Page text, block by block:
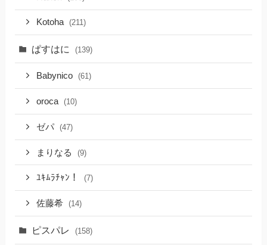
Kotoha (211)
ぱすはに (139)
Babynico (61)
oroca (10)
ゼパ (47)
まりなる (9)
ﾕｷﾑﾗﾁｬﾝ！ (7)
佐藤希 (14)
ピスパレ (158)